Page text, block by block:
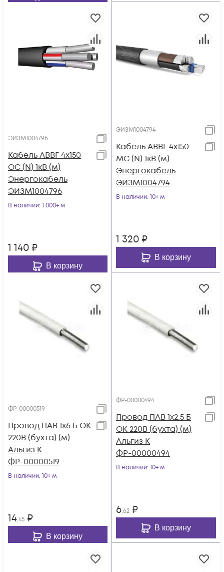
ЭИЗМ1004796
Кабель АВВГ 4х150
ОС (N) 1кВ (м)
Энергокабель
ЭИЗМ1004796
В наличии: 1 000+ м
1 140 ₽
В корзину
ЭИЗМ1004794
Кабель АВВГ 4х150
МС (N) 1кВ (м)
Энергокабель
ЭИЗМ1004794
В наличии: 10+ м
1 320 ₽
В корзину
ФР-00000519
Провод ПАВ 1х6 Б ОК
220В (бухта) (м)
Альгиз К
ФР-00000519
В наличии: 10+ м
14,45 ₽
В корзину
ФР-00000494
Провод ПАВ 1х2.5 Б
ОК 220В (бухта) (м)
Альгиз К
ФР-00000494
В наличии: 10+ м
6,62 ₽
В корзину